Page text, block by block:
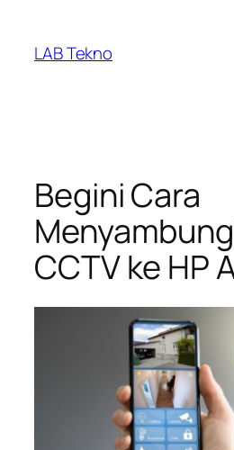
content
LAB Tekno
Begini Cara
CCTV ke HP